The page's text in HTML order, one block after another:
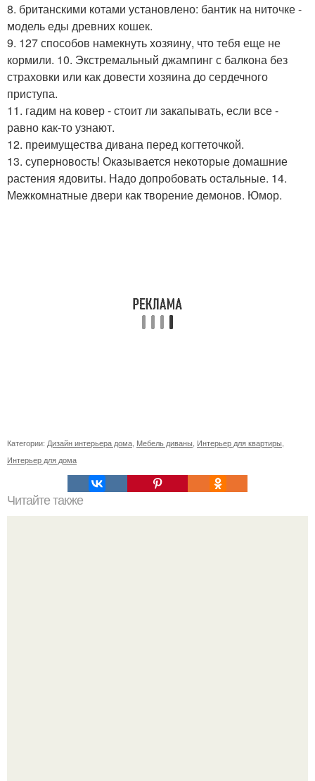
8. британскими котами установлено: бантик на ниточке -
модель еды древних кошек.
9. 127 способов намекнуть хозяину, что тебя еще не
кормили. 10. Экстремальный джампинг с балкона без
страховки или как довести хозяина до сердечного
приступа.
11. гадим на ковер - стоит ли закапывать, если все -
равно как-то узнают.
12. преимущества дивана перед когтеточкой.
13. суперновость! Оказывается некоторые домашние
растения ядовиты. Надо допробовать остальные. 14.
Межкомнатные двери как творение демонов. Юмор.
Категории: Дизайн интерьера дома, Мебель диваны, Интерьер для квартиры,
Интерьер для дома
Читайте также